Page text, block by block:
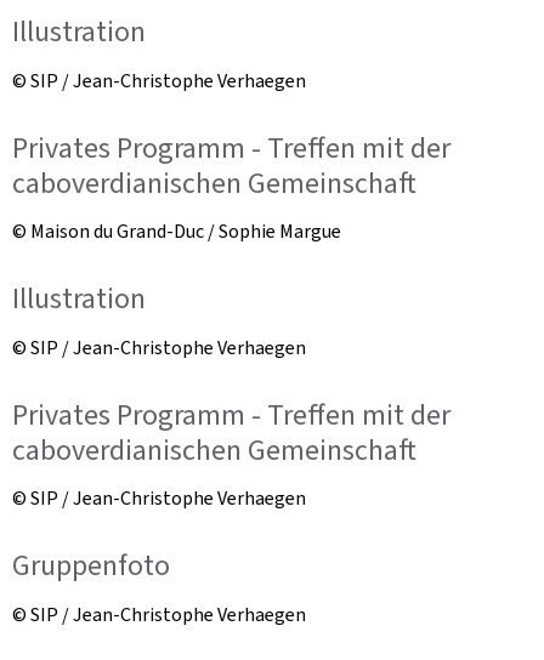
Illustration
© SIP / Jean-Christophe Verhaegen
Privates Programm - Treffen mit der
caboverdianischen Gemeinschaft
© Maison du Grand-Duc / Sophie Margue
Illustration
© SIP / Jean-Christophe Verhaegen
Privates Programm - Treffen mit der
caboverdianischen Gemeinschaft
© SIP / Jean-Christophe Verhaegen
Gruppenfoto
© SIP / Jean-Christophe Verhaegen